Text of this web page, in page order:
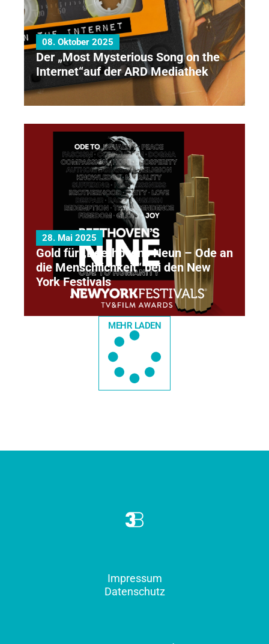
08. Oktober 2025
Der „Most Mysterious Song on the
Internet“auf der ARD Mediathek
28. Mai 2025
Gold für „Beethovens Neun – Ode an
die Menschlichkeit“ bei den New
York Festivals
MEHR LADEN
Impressum
Datenschutz